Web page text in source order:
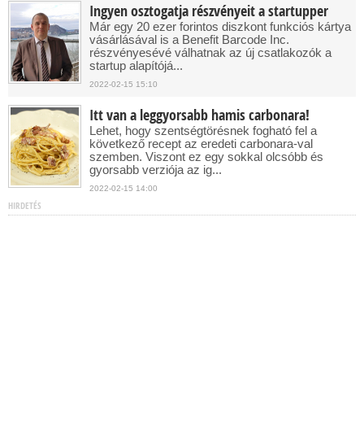
Ingyen osztogatja részvényeit a startupper
Már egy 20 ezer forintos diszkont funkciós kártya
vásárlásával is a Benefit Barcode Inc.
részvényesévé válhatnak az új csatlakozók a
startup alapítójá...
2022-02-15 15:10
Itt van a leggyorsabb hamis carbonara!
Lehet, hogy szentségtörésnek fogható fel a
következő recept az eredeti carbonara-val
szemben. Viszont ez egy sokkal olcsóbb és
gyorsabb verziója az ig...
2022-02-15 14:00
HIRDETÉS